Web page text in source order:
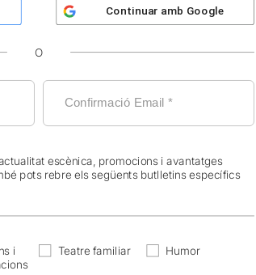
Continuar amb Google
O
escènica, promocions i avantatges
pots rebre els següents butlletins específics
i
Teatre familiar Humor